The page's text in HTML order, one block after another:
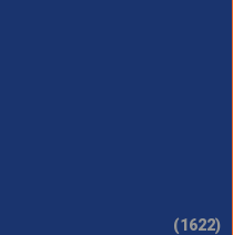
(1622)